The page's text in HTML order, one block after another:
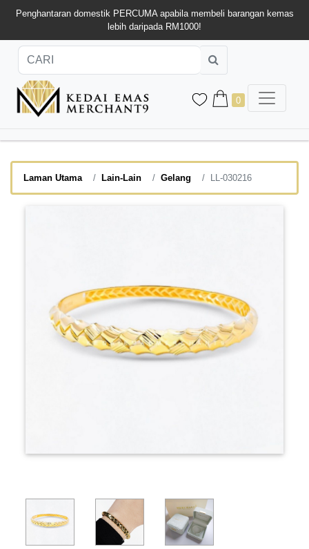
Penghantaran domestik PERCUMA apabila membeli barangan kemas
lebih daripada RM1000!
0
Laman Utama Lain-Lain Gelang LL-030216